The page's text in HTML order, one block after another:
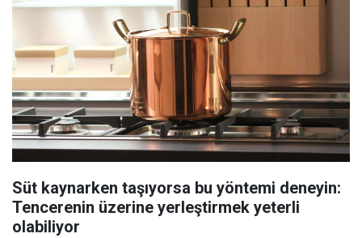
Süt kaynarken taşıyorsa bu yöntemi deneyin:
Tencerenin üzerine yerleştirmek yeterli
olabiliyor